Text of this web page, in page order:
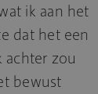
ik aan het
dat het een
achter zou
bewust